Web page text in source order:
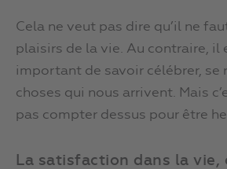
Cela ne veut pas dire qu’il ne
plaisirs de la vie. Au contraire, il
important de savoir célébrer, se
choses qui nous arrivent. Mais
pas compter dessus pour être
La satisfaction dans la vie,